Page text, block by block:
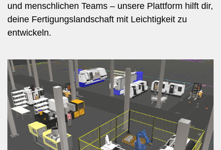
und menschlichen Teams – unsere Plattform hilft dir,
deine Fertigungslandschaft mit Leichtigkeit zu
entwickeln.